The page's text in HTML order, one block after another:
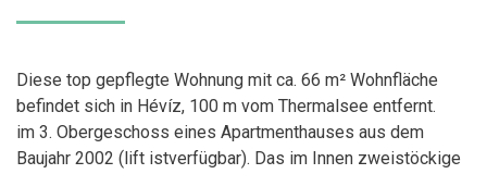
Diese top gepflegte Wohnung mit ca. 66 m² Wohnfläche
befindet sich in Hévíz, 100 m vom Thermalsee entfernt.
im 3. Obergeschoss eines Apartmenthauses aus dem
Baujahr 2002 (lift istverfügbar). Das im Innen zweistöckige